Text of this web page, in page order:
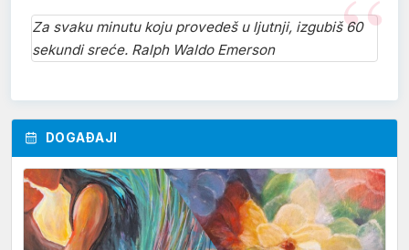
Za svaku minutu koju provedeš u ljutnji, izgubiš 60
sekundi sreće. Ralph Waldo Emerson
DOGAĐAJI